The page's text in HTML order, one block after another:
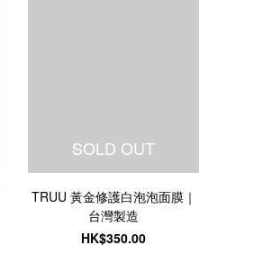
SOLD OUT
TRUU 黃金修護白泡泡面膜｜
台灣製造
HK$350.00